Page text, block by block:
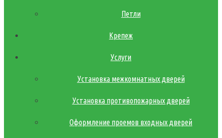
Петли
Крепеж
Услуги
Установка межкомнатных дверей
Установка противопожарных дверей
Оформление проемов входных дверей